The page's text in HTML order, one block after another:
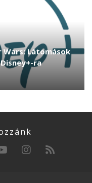
Wars: Látomások
ra